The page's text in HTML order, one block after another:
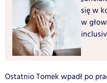
się w
w
Ostatnio Tomek wpadł po